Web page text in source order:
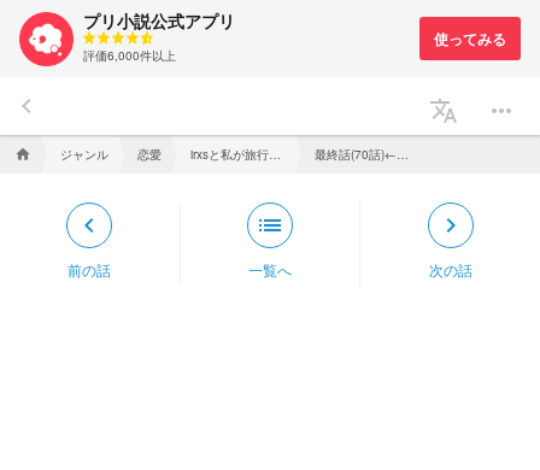
プリ小説公式アプリ
評価6,000件以上
keyboard_arrow_left translate more_horiz
home ジャンル 恋愛
keyboard_arrow_left
前の話
list
一覧へ
keyboard_arrow_right
次の話